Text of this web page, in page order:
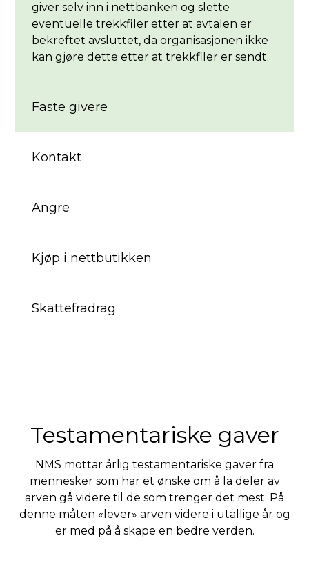
Faste givere
Kontakt
Angre
Kjøp i nettbutikken
Skattefradrag
giver selv inn i nettbanken og slette
eventuelle trekkfiler etter at avtalen er
bekreftet avsluttet, da organisasjonen ikke
kan gjøre dette etter at trekkfiler er sendt.
Testamentariske gaver
NMS mottar årlig testamentariske gaver fra
mennesker som har et ønske om å la deler av
arven gå videre til de som trenger det mest. På
denne måten «lever» arven videre i utallige år og
er med på å skape en bedre verden.